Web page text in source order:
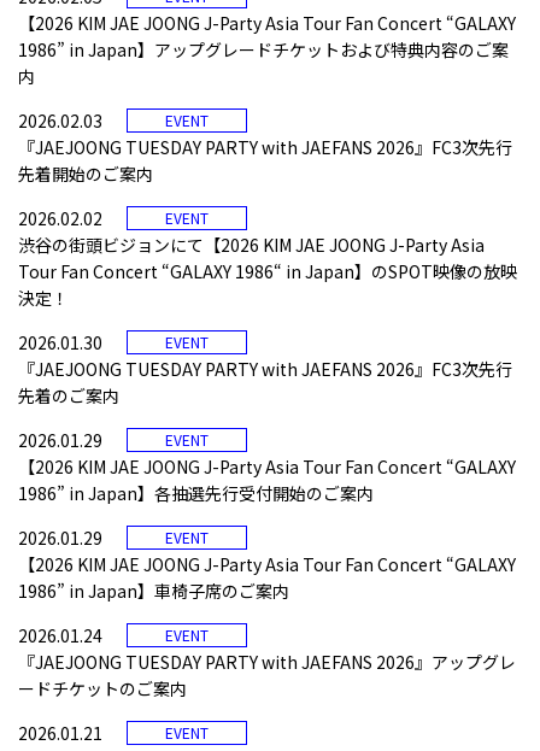
【2026 KIM JAE JOONG J-Party Asia Tour Fan Concert “GALAXY
1986” in Japan】アップグレードチケットおよび特典内容のご案
内
2026.02.03
EVENT
『JAEJOONG TUESDAY PARTY with JAEFANS 2026』FC3次先行
先着開始のご案内
2026.02.02
EVENT
渋谷の街頭ビジョンにて【2026 KIM JAE JOONG J-Party Asia
Tour Fan Concert “GALAXY 1986“ in Japan】のSPOT映像の放映
決定！
2026.01.30
EVENT
『JAEJOONG TUESDAY PARTY with JAEFANS 2026』FC3次先行
先着のご案内
2026.01.29
EVENT
【2026 KIM JAE JOONG J-Party Asia Tour Fan Concert “GALAXY
1986” in Japan】各抽選先行受付開始のご案内
2026.01.29
EVENT
【2026 KIM JAE JOONG J-Party Asia Tour Fan Concert “GALAXY
1986” in Japan】車椅子席のご案内
2026.01.24
EVENT
『JAEJOONG TUESDAY PARTY with JAEFANS 2026』アップグレ
ードチケットのご案内
2026.01.21
EVENT